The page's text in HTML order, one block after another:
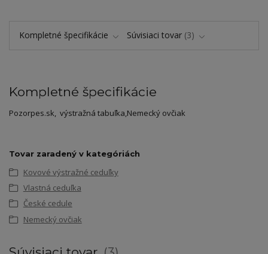
Kompletné špecifikácie Súvisiaci tovar 3
Kompletné špecifikácie
Pozorpes.sk, výstražná tabuľka,Nemecký ovčiak
Tovar zaradený v kategóriách
Kovové výstražné ceduľky
Vlastná ceduľka
České cedule
Nemecký ovčiak